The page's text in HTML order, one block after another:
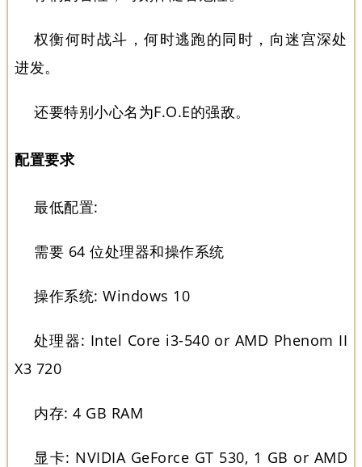
权衡何时战斗，何时逃跑的同时，向迷宫深处
进发。
还要特别小心名为F.O.E的强敌。
配置要求
最低配置:
需要 64 位处理器和操作系统
操作系统: Windows 10
处理器: Intel Core i3-540 or AMD Phenom II
X3 720
内存: 4 GB RAM
显卡: NVIDIA GeForce GT 530, 1 GB or AMD